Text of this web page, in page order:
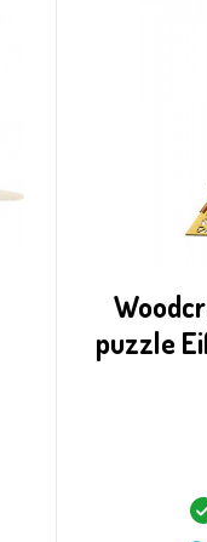
puzzle